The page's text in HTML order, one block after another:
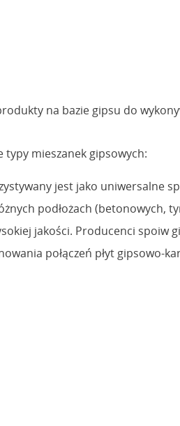
na bazie gipsu do
mieszanek gipsowych:
jest jako uniwersalne
podłożach (betonowych,
jakości. Producenci spoiw
połączeń płyt gipsowo-